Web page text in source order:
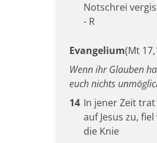
Notschrei
- R
Evangelium(Mt
Wenn ihr Glauben
euch nichts
14 In jener Zeit
auf Jesus zu,
die Knie